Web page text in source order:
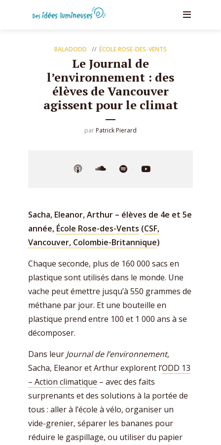
BALADODD ÉCOLE ROSE-DES-VENTS
Le Journal de
l’environnement : des
élèves de Vancouver
agissent pour le climat
par Patrick Pierard
Sacha, Eleanor, Arthur – élèves de 4e et 5e
année, École Rose-des-Vents (CSF,
Vancouver, Colombie-Britannique)
Chaque seconde, plus de 160 000 sacs en
plastique sont utilisés dans le monde. Une
vache peut émettre jusqu’à 550 grammes de
méthane par jour. Et une bouteille en
plastique prend entre 100 et 1 000 ans à se
décomposer.
Dans leur Journal de l’environnement,
Sacha, Eleanor et Arthur explorent l’ODD 13
– Action climatique – avec des faits
surprenants et des solutions à la portée de
tous : aller à l’école à vélo, organiser un
vide-grenier, séparer les bananes pour
réduire le gaspillage, ou utiliser du papier